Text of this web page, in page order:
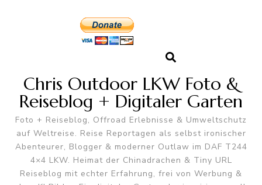
Chris Outdoor LKW Foto &
Reiseblog + Digitaler Garten
Foto + Reiseblog, Offroad Erlebnisse & Umweltschutz
auf Weltreise. Reise Reportagen als selbst ironischer
Abenteurer, Blogger & moderner Outlaw im DAF T244
4×4 LKW. Heimat der Chinadrachen & Tiny URL
Reiseblog mit echter Erfahrung, frei von Werbung &